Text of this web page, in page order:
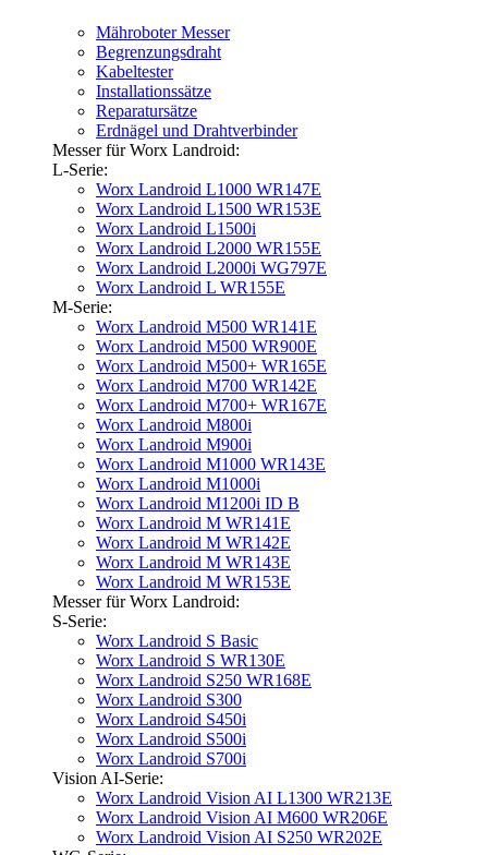
Mähroboter Messer
Begrenzungsdraht
Kabeltester
Installationssätze
Reparatursätze
Erdnägel und Drahtverbinder
Messer für Worx Landroid:
L-Serie:
Worx Landroid L1000 WR147E
Worx Landroid L1500 WR153E
Worx Landroid L1500i
Worx Landroid L2000 WR155E
Worx Landroid L2000i WG797E
Worx Landroid L WR155E
M-Serie:
Worx Landroid M500 WR141E
Worx Landroid M500 WR900E
Worx Landroid M500+ WR165E
Worx Landroid M700 WR142E
Worx Landroid M700+ WR167E
Worx Landroid M800i
Worx Landroid M900i
Worx Landroid M1000 WR143E
Worx Landroid M1000i
Worx Landroid M1200i ID B
Worx Landroid M WR141E
Worx Landroid M WR142E
Worx Landroid M WR143E
Worx Landroid M WR153E
Messer für Worx Landroid:
S-Serie:
Worx Landroid S Basic
Worx Landroid S WR130E
Worx Landroid S250 WR168E
Worx Landroid S300
Worx Landroid S450i
Worx Landroid S500i
Worx Landroid S700i
Vision AI-Serie:
Worx Landroid Vision AI L1300 WR213E
Worx Landroid Vision AI M600 WR206E
Worx Landroid Vision AI S250 WR202E